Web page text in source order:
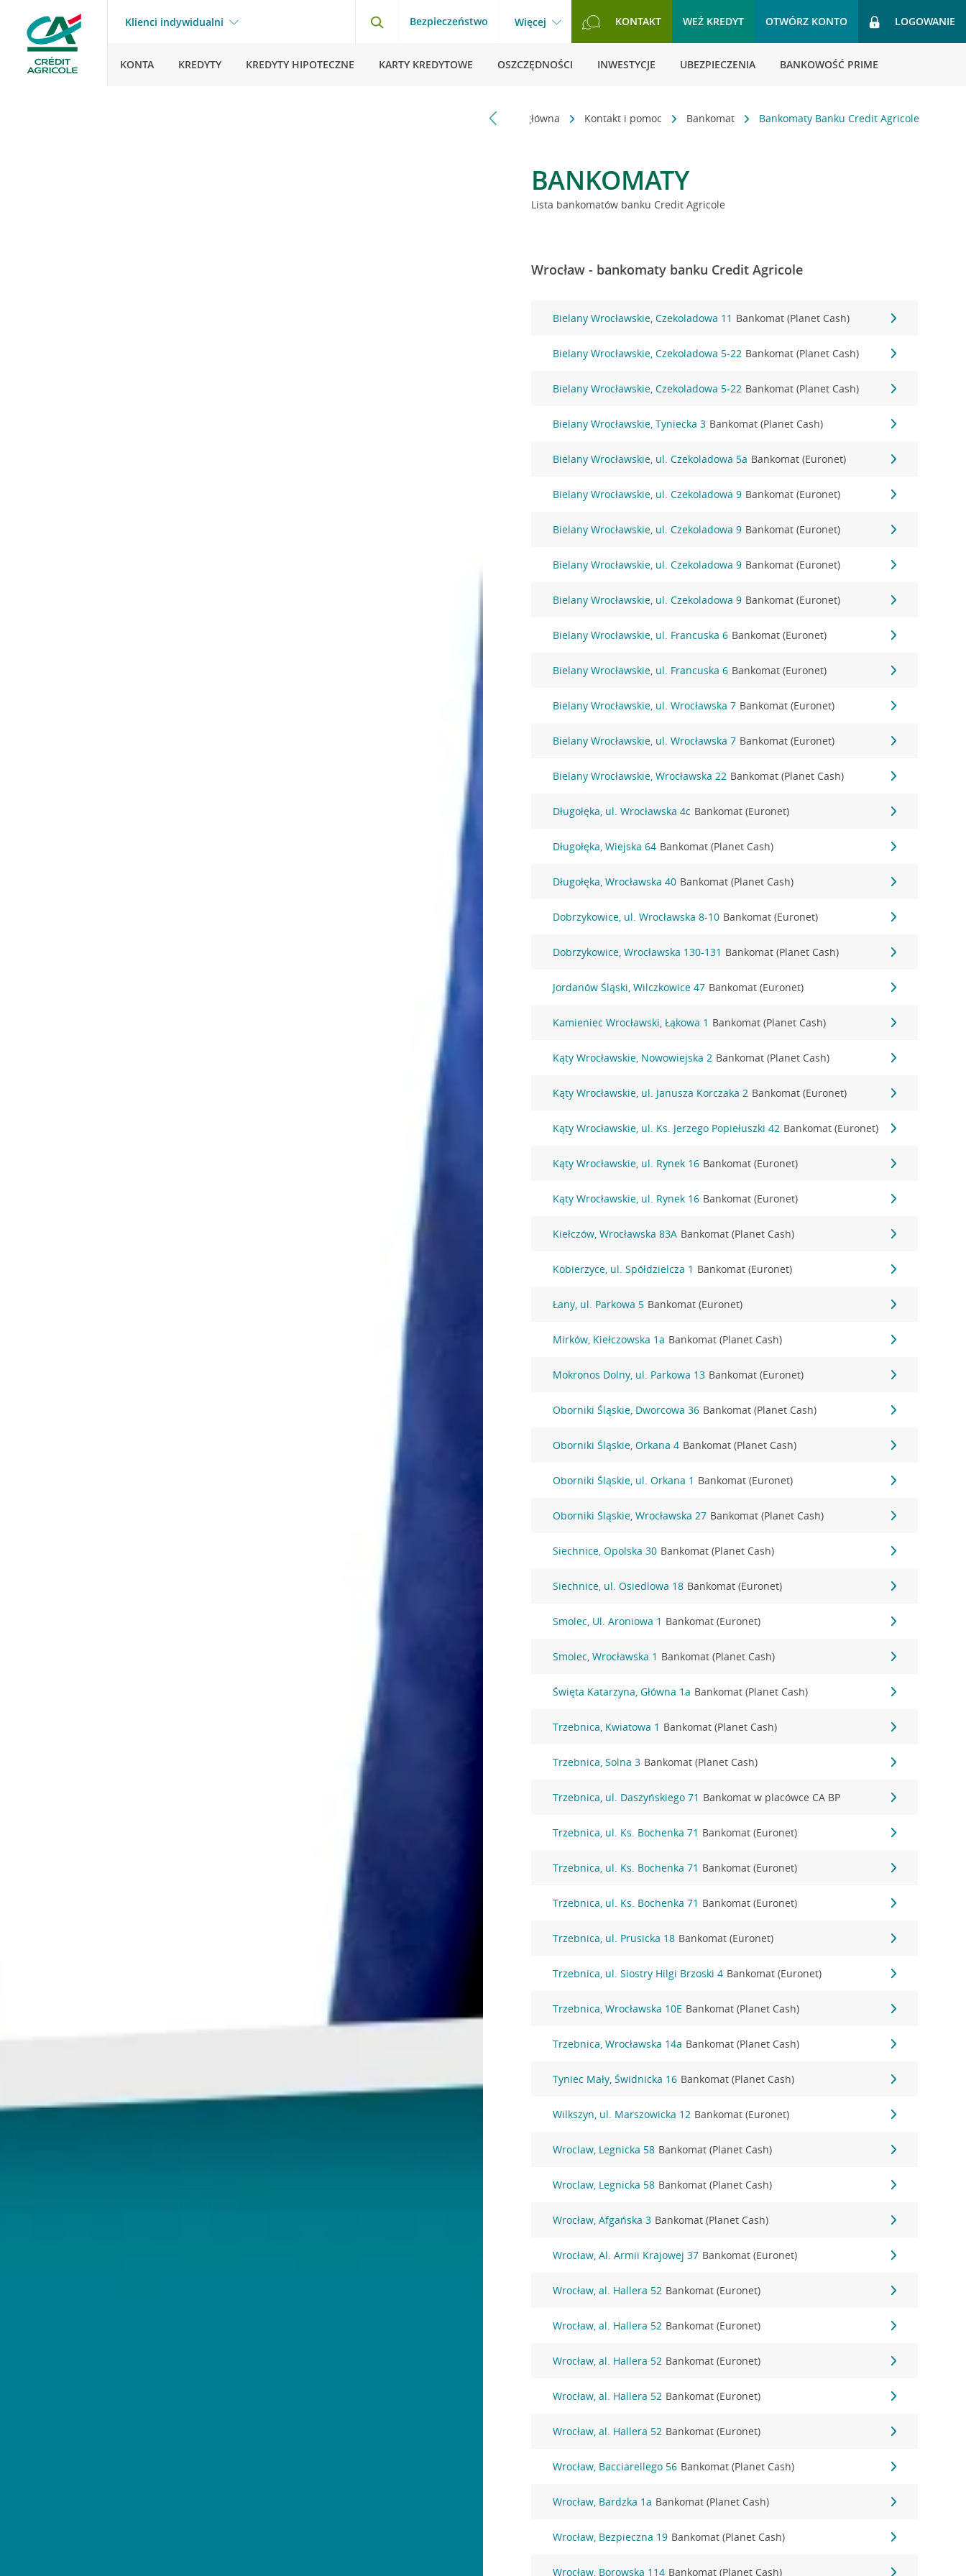
Klienci indywidualni Bezpieczeństwo Więcej KONTAKT WEŹ KREDYT OTWÓRZ KONTO LOGOWANIE
KONTA KREDYTY KREDYTY HIPOTECZNE KARTY KREDYTOWE OSZCZĘDNOŚCI INWESTYCJE UBEZPIECZENIA BANKOWOŚĆ PRIME
Strona główna Kontakt i pomoc Bankomat Bankomaty Banku Credit Agricole
BANKOMATY
Lista bankomatów banku Credit Agricole
Wrocław - bankomaty banku Credit Agricole
Bielany Wrocławskie, Czekoladowa 11 Bankomat (Planet Cash)
Bielany Wrocławskie, Czekoladowa 5-22 Bankomat (Planet Cash)
Bielany Wrocławskie, Czekoladowa 5-22 Bankomat (Planet Cash)
Bielany Wrocławskie, Tyniecka 3 Bankomat (Planet Cash)
Bielany Wrocławskie, ul. Czekoladowa 5a Bankomat (Euronet)
Bielany Wrocławskie, ul. Czekoladowa 9 Bankomat (Euronet)
Bielany Wrocławskie, ul. Czekoladowa 9 Bankomat (Euronet)
Bielany Wrocławskie, ul. Czekoladowa 9 Bankomat (Euronet)
Bielany Wrocławskie, ul. Czekoladowa 9 Bankomat (Euronet)
Bielany Wrocławskie, ul. Francuska 6 Bankomat (Euronet)
Bielany Wrocławskie, ul. Francuska 6 Bankomat (Euronet)
Bielany Wrocławskie, ul. Wrocławska 7 Bankomat (Euronet)
Bielany Wrocławskie, ul. Wrocławska 7 Bankomat (Euronet)
Bielany Wrocławskie, Wrocławska 22 Bankomat (Planet Cash)
Długołęka, ul. Wrocławska 4c Bankomat (Euronet)
Długołęka, Wiejska 64 Bankomat (Planet Cash)
Długołęka, Wrocławska 40 Bankomat (Planet Cash)
Dobrzykowice, ul. Wrocławska 8-10 Bankomat (Euronet)
Dobrzykowice, Wrocławska 130-131 Bankomat (Planet Cash)
Jordanów Śląski, Wilczkowice 47 Bankomat (Euronet)
Kamieniec Wrocławski, Łąkowa 1 Bankomat (Planet Cash)
Kąty Wrocławskie, Nowowiejska 2 Bankomat (Planet Cash)
Kąty Wrocławskie, ul. Janusza Korczaka 2 Bankomat (Euronet)
Kąty Wrocławskie, ul. Ks. Jerzego Popiełuszki 42 Bankomat (Euronet)
Kąty Wrocławskie, ul. Rynek 16 Bankomat (Euronet)
Kąty Wrocławskie, ul. Rynek 16 Bankomat (Euronet)
Kiełczów, Wrocławska 83A Bankomat (Planet Cash)
Kobierzyce, ul. Spółdzielcza 1 Bankomat (Euronet)
Łany, ul. Parkowa 5 Bankomat (Euronet)
Mirków, Kiełczowska 1a Bankomat (Planet Cash)
Mokronos Dolny, ul. Parkowa 13 Bankomat (Euronet)
Oborniki Śląskie, Dworcowa 36 Bankomat (Planet Cash)
Oborniki Śląskie, Orkana 4 Bankomat (Planet Cash)
Oborniki Śląskie, ul. Orkana 1 Bankomat (Euronet)
Oborniki Śląskie, Wrocławska 27 Bankomat (Planet Cash)
Siechnice, Opolska 30 Bankomat (Planet Cash)
Siechnice, ul. Osiedlowa 18 Bankomat (Euronet)
Smolec, Ul. Aroniowa 1 Bankomat (Euronet)
Smolec, Wrocławska 1 Bankomat (Planet Cash)
Święta Katarzyna, Główna 1a Bankomat (Planet Cash)
Trzebnica, Kwiatowa 1 Bankomat (Planet Cash)
Trzebnica, Solna 3 Bankomat (Planet Cash)
Trzebnica, ul. Daszyńskiego 71 Bankomat w placówce CA BP
Trzebnica, ul. Ks. Bochenka 71 Bankomat (Euronet)
Trzebnica, ul. Ks. Bochenka 71 Bankomat (Euronet)
Trzebnica, ul. Ks. Bochenka 71 Bankomat (Euronet)
Trzebnica, ul. Prusicka 18 Bankomat (Euronet)
Trzebnica, ul. Siostry Hilgi Brzoski 4 Bankomat (Euronet)
Trzebnica, Wrocławska 10E Bankomat (Planet Cash)
Trzebnica, Wrocławska 14a Bankomat (Planet Cash)
Tyniec Mały, Świdnicka 16 Bankomat (Planet Cash)
Wilkszyn, ul. Marszowicka 12 Bankomat (Euronet)
Wroclaw, Legnicka 58 Bankomat (Planet Cash)
Wroclaw, Legnicka 58 Bankomat (Planet Cash)
Wrocław, Afgańska 3 Bankomat (Planet Cash)
Wrocław, Al. Armii Krajowej 37 Bankomat (Euronet)
Wrocław, al. Hallera 52 Bankomat (Euronet)
Wrocław, al. Hallera 52 Bankomat (Euronet)
Wrocław, al. Hallera 52 Bankomat (Euronet)
Wrocław, al. Hallera 52 Bankomat (Euronet)
Wrocław, al. Hallera 52 Bankomat (Euronet)
Wrocław, Bacciarellego 56 Bankomat (Planet Cash)
Wrocław, Bardzka 1a Bankomat (Planet Cash)
Wrocław, Bezpieczna 19 Bankomat (Planet Cash)
Wrocław, Borowska 114 Bankomat (Planet Cash)